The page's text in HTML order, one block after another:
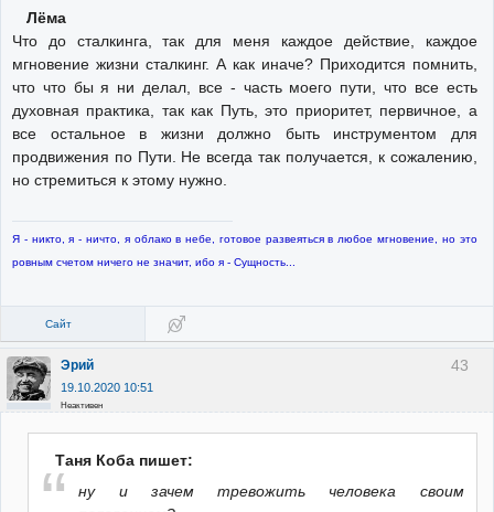
Лёма
Что до сталкинга, так для меня каждое действие, каждое
мгновение жизни сталкинг. А как иначе? Приходится помнить,
что что бы я ни делал, все - часть моего пути, что все есть
духовная практика, так как Путь, это приоритет, первичное, а
все остальное в жизни должно быть инструментом для
продвижения по Пути. Не всегда так получается, к сожалению,
но стремиться к этому нужно.
Я - никто, я - ничто, я облако в небе, готовое развеяться в любое мгновение, но это
ровным счетом ничего не значит, ибо я - Сущность...
Сайт
43
Эрий
19.10.2020 10:51
Неактивен
Таня Коба пишет:
ну и зачем тревожить человека своим